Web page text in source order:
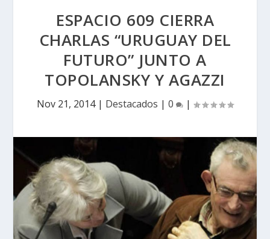
ESPACIO 609 CIERRA
CHARLAS “URUGUAY DEL
FUTURO” JUNTO A
TOPOLANSKY Y AGAZZI
Nov 21, 2014| Destacados | 0 |